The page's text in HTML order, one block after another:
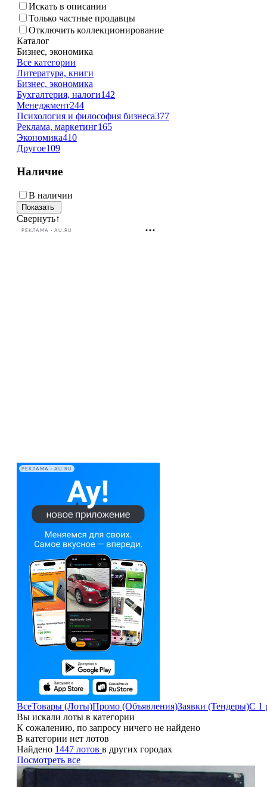
Искать в описании
Только частные продавцы
Отключить коллекционирование
Каталог
Бизнес, экономика
Все категории
Литература, книги
Бизнес, экономика
Бухгалтерия, налоги142
Менеджмент244
Психология и философия бизнеса377
Реклама, маркетинг165
Экономика410
Другое109
Наличие
В наличии
Свернуть↑
РЕКЛАМА • AU.RU
РЕКЛАМА • AU.RU
ВсеТовары (Лоты)Промо (Объявления)Заявки (Тендеры)С 1
Вы искали лоты в категории
К сожалению, по запросу ничего не найдено
В категории нет лотов
Найдено 1447 лотов в других городах
Посмотреть все